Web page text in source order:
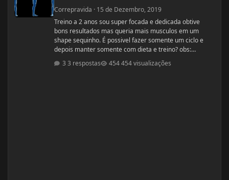
Correpravida · 15 de Dezembro, 2019
Treino a 2 anos sou super focada e dedicada obtive
bons resultados mas queria mais musculos em um
shape sequinho. É possivel fazer somente um ciclo e
depois manter somente com dieta e treino? obs:
desculpe se ja tiver esse tópico, procurei mais não
encontrei
3 respostas 454 visualizações